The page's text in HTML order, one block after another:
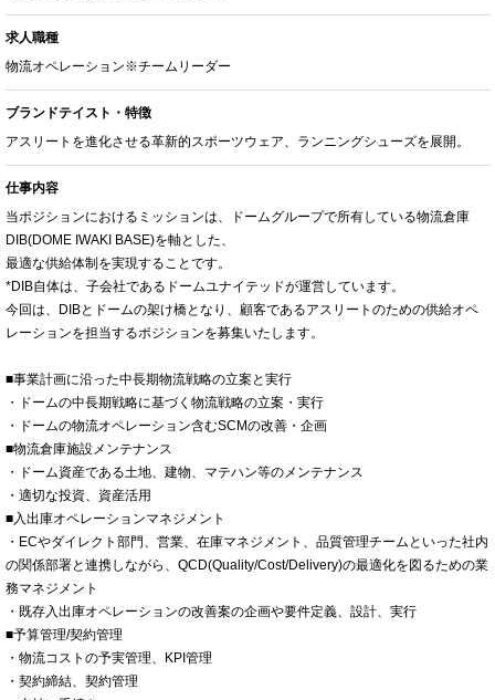
求人職種
物流オペレーション※チームリーダー
ブランドテイスト・特徴
アスリートを進化させる革新的スポーツウェア、ランニングシューズを展開。
仕事内容
当ポジションにおけるミッションは、ドームグループで所有している物流倉庫
DIB(DOME IWAKI BASE)を軸とした、
最適な供給体制を実現することです。
*DIB自体は、子会社であるドームユナイテッドが運営しています。
今回は、DIBとドームの架け橋となり、顧客であるアスリートのための供給オペ
レーションを担当するポジションを募集いたします。
■事業計画に沿った中長期物流戦略の立案と実行
・ドームの中長期戦略に基づく物流戦略の立案・実行
・ドームの物流オペレーション含むSCMの改善・企画
■物流倉庫施設メンテナンス
・ドーム資産である土地、建物、マテハン等のメンテナンス
・適切な投資、資産活用
■入出庫オペレーションマネジメント
・ECやダイレクト部門、営業、在庫マネジメント、品質管理チームといった社内
の関係部署と連携しながら、QCD(Quality/Cost/Delivery)の最適化を図るための業
務マネジメント
・既存入出庫オペレーションの改善案の企画や要件定義、設計、実行
■予算管理/契約管理
・物流コストの予実管理、KPI管理
・契約締結、契約管理